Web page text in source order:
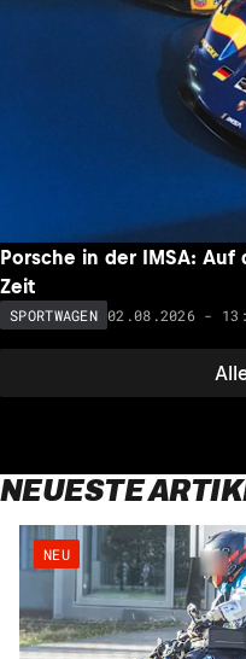
Porsche in der IMSA:
Zeit
SPORTWAGEN 02.08.2026 -
NEUESTE
NEU